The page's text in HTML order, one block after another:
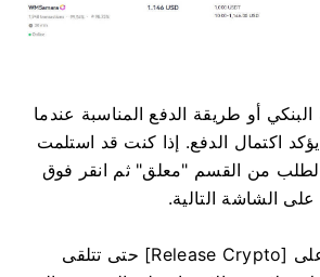
أو طريقة الدفع المناسبة عندما
اكتمال الدفع. إذا كنت قد استلمت
الطلب من القسم "معلق" ثم انقر فوق
لا تضغط على [Release Crypto] حتى تتلقى